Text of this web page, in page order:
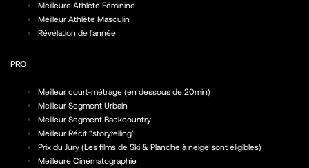
Meilleure Athlète Féminine
Meilleur Athlète Masculin
Révélation de l'année
PRO
Meilleur court-métrage (en dessous de 20min)
Meilleur Segment Urbain
Meilleur Segment Backcountry
Meilleur Récit “storytelling”
Prix du Jury (Les films de Ski & Planche à neige sont éligibles)
Meilleure Cinématographie